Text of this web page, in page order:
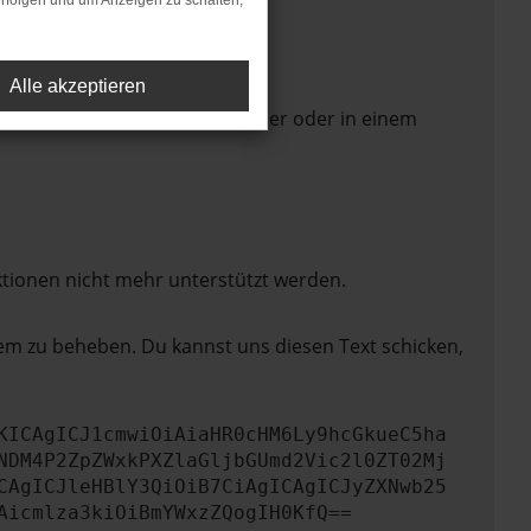
in einem anderen Browser oder in einem
nicht mehr unterstützt werden.
zu beheben. Du kannst uns diesen Text schicken,
Alle akzeptieren